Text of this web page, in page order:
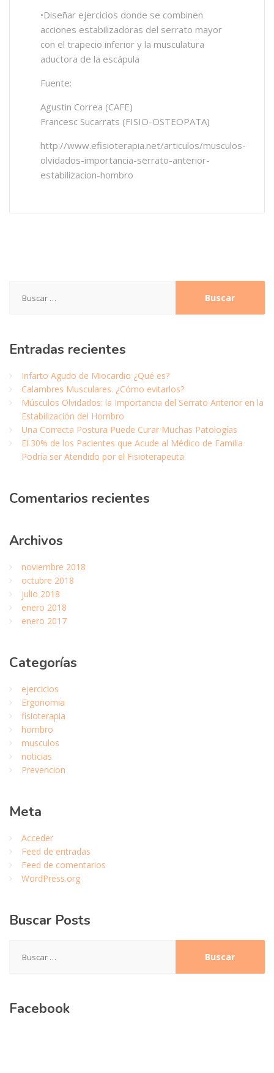
•Diseñar ejercicios donde se combinen
acciones estabilizadoras del serrato mayor
con el trapecio inferior y la musculatura
aductora de la escápula
Fuente:
Agustin Correa (CAFE)
Francesc Sucarrats (FISIO-OSTEOPATA)
http://www.efisioterapia.net/articulos/musculos-
olvidados-importancia-serrato-anterior-
estabilizacion-hombro
Entradas recientes
Infarto Agudo de Miocardio ¿Qué es?
Calambres Musculares. ¿Cómo evitarlos?
Músculos Olvidados: la Importancia del Serrato Anterior en la
Estabilización del Hombro
Una Correcta Postura Puede Curar Muchas Patologías
El 30% de los Pacientes que Acude al Médico de Familia
Podría ser Atendido por el Fisioterapeuta
Comentarios recientes
Archivos
noviembre 2018
octubre 2018
julio 2018
enero 2018
enero 2017
Categorías
ejercicios
Ergonomia
fisioterapia
hombro
musculos
noticias
Prevencion
Meta
Acceder
Feed de entradas
Feed de comentarios
WordPress.org
Buscar Posts
Facebook